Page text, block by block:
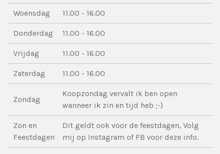
Woensdag 11.00 - 16.00
Donderdag 11.00 - 16.00
Vrijdag 11.00 - 16.00
Zaterdag 11.00 - 16.00
Zondag
Koopzondag vervalt ik ben open
wanneer ik zin en tijd heb ;-)
Zon en
Feestdagen
Dit geldt ook voor de feestdagen, Volg
mij op Instagram of FB voor deze info.